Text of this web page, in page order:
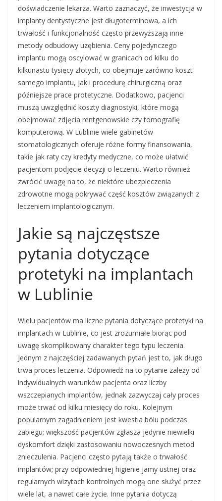
doświadczenie lekarza. Warto zaznaczyć, że inwestycja w
implanty dentystyczne jest długoterminowa, a ich
trwałość i funkcjonalność często przewyższają inne
metody odbudowy uzębienia. Ceny pojedynczego
implantu mogą oscylować w granicach od kilku do
kilkunastu tysięcy złotych, co obejmuje zarówno koszt
samego implantu, jak i procedurę chirurgiczną oraz
późniejsze prace protetyczne. Dodatkowo, pacjenci
muszą uwzględnić koszty diagnostyki, które mogą
obejmować zdjęcia rentgenowskie czy tomografię
komputerową. W Lublinie wiele gabinetów
stomatologicznych oferuje różne formy finansowania,
takie jak raty czy kredyty medyczne, co może ułatwić
pacjentom podjęcie decyzji o leczeniu. Warto również
zwrócić uwagę na to, że niektóre ubezpieczenia
zdrowotne mogą pokrywać część kosztów związanych z
leczeniem implantologicznym.
Jakie są najczęstsze
pytania dotyczące
protetyki na implantach
w Lublinie
Wielu pacjentów ma liczne pytania dotyczące protetyki na
implantach w Lublinie, co jest zrozumiałe biorąc pod
uwagę skomplikowany charakter tego typu leczenia.
Jednym z najczęściej zadawanych pytań jest to, jak długo
trwa proces leczenia. Odpowiedź na to pytanie zależy od
indywidualnych warunków pacjenta oraz liczby
wszczepianych implantów, jednak zazwyczaj cały proces
może trwać od kilku miesięcy do roku. Kolejnym
popularnym zagadnieniem jest kwestia bólu podczas
zabiegu; większość pacjentów zgłasza jedynie niewielki
dyskomfort dzięki zastosowaniu nowoczesnych metod
znieczulenia. Pacjenci często pytają także o trwałość
implantów; przy odpowiedniej higienie jamy ustnej oraz
regularnych wizytach kontrolnych mogą one służyć przez
wiele lat, a nawet całe życie. Inne pytania dotyczą